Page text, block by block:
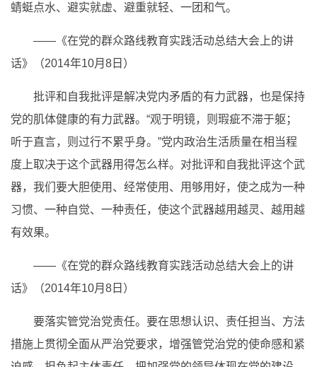
蜻蜓点水、避实就虚、避重就轻、一团和气。
——《在党的群众路线教育实践活动总结大会上的讲
话》（2014年10月8日）
批评和自我批评是解决党内矛盾的有力武器，也是保持
党的肌体健康的有力武器。“观于明镜，则瑕疵不滞于躯；
听于直言，则过行不累乎身。”党内政治生活质量在相当程
度上取决于这个武器用得怎么样。对批评和自我批评这个武
器，我们要大胆使用、经常使用、用够用好，使之成为一种
习惯、一种自觉、一种责任，使这个武器越用越灵、越用越
有效果。
——《在党的群众路线教育实践活动总结大会上的讲
话》（2014年10月8日）
要落实管党治党责任。要在思想认识、责任担当、方法
措施上贯彻全面从严治党要求，增强管党治党的使命感和紧